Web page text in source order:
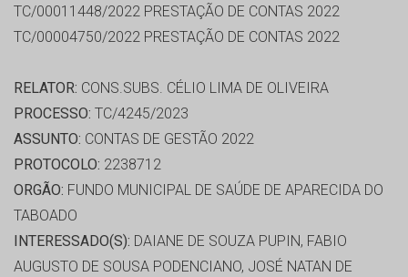
TC/00011448/2022 PRESTAÇÃO DE CONTAS 2022
TC/00004750/2022 PRESTAÇÃO DE CONTAS 2022
RELATOR: CONS.SUBS. CÉLIO LIMA DE OLIVEIRA
PROCESSO: TC/4245/2023
ASSUNTO: CONTAS DE GESTÃO 2022
PROTOCOLO: 2238712
ORGÃO: FUNDO MUNICIPAL DE SAÚDE DE APARECIDA DO
TABOADO
INTERESSADO(S): DAIANE DE SOUZA PUPIN, FABIO
AUGUSTO DE SOUSA PODENCIANO, JOSÉ NATAN DE